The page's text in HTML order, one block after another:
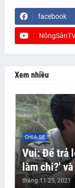
facebook
Xem nhiều
CHIA-SE
Vui: Để trả
làm chi?'
tháng 11 25, 2021